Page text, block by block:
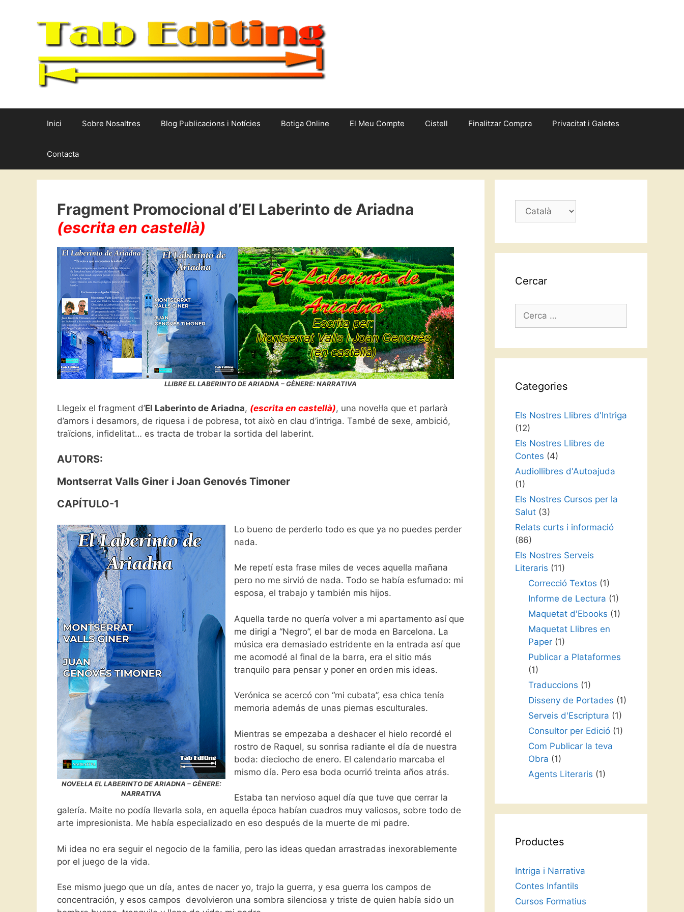
Inici Sobre Nosaltres Blog Publicacions i Notícies Botiga Online El Meu Compte Cistell Finalitzar Compra Privacitat i Galetes
Contacta
Fragment Promocional d’El Laberinto de Ariadna
(escrita en castellà)
LLIBRE EL LABERINTO DE ARIADNA – GÈNERE: NARRATIVA
Llegeix el fragment d’El Laberinto de Ariadna, (escrita en castellà), una novel·la que et parlarà
d’amors i desamors, de riquesa i de pobresa, tot això en clau d’intriga. També de sexe, ambició,
traïcions, infidelitat… es tracta de trobar la sortida del laberint.
AUTORS:
Montserrat Valls Giner i Joan Genovés Timoner
CAPÍTULO-1
NOVEL·LA EL LABERINTO DE ARIADNA – GÈNERE:
NARRATIVA
Lo bueno de perderlo todo es que ya no puedes perder
nada.
Me repetí esta frase miles de veces aquella mañana
pero no me sirvió de nada. Todo se había esfumado: mi
esposa, el trabajo y también mis hijos.
Aquella tarde no quería volver a mi apartamento así que
me dirigí a “Negro”, el bar de moda en Barcelona. La
música era demasiado estridente en la entrada así que
me acomodé al final de la barra, era el sitio más
tranquilo para pensar y poner en orden mis ideas.
Verónica se acercó con “mi cubata”, esa chica tenía
memoria además de unas piernas esculturales.
Mientras se empezaba a deshacer el hielo recordé el
rostro de Raquel, su sonrisa radiante el día de nuestra
boda: dieciocho de enero. El calendario marcaba el
mismo día. Pero esa boda ocurrió treinta años atrás.
Estaba tan nervioso aquel día que tuve que cerrar la
galería. Maite no podía llevarla sola, en aquella época habían cuadros muy valiosos, sobre todo de
arte impresionista. Me había especializado en eso después de la muerte de mi padre.
Mi idea no era seguir el negocio de la familia, pero las ideas quedan arrastradas inexorablemente
por el juego de la vida.
Ese mismo juego que un día, antes de nacer yo, trajo la guerra, y esa guerra los campos de
concentración, y esos campos devolvieron una sombra silenciosa y triste de quien había sido un
Trieu
Cercar
Cerca:
Categories
Els Nostres Llibres d'Intriga
(12)
Els Nostres Llibres de
Contes (4)
Audiollibres d'Autoajuda
(1)
Els Nostres Cursos per la
Salut (3)
Relats curts i informació
(86)
Els Nostres Serveis
Literaris (11)
Correcció Textos (1)
Informe de Lectura (1)
Maquetat d'Ebooks (1)
Maquetat Llibres en
Paper(1)
Publicar a Plataformes
(1)
Traduccions (1)
Disseny de Portades (1)
Serveis d'Escriptura (1)
Consultor per Edició(1)
Com Publicar la teva
Obra (1)
Agents Literaris (1)
Productes
Intriga i Narrativa
Contes Infantils
Cursos Formatius